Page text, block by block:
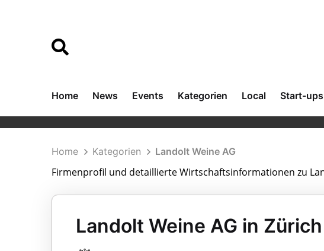
Home News Events Kategorien Local Start-ups
Home Kategorien Landolt Weine AG
Firmenprofil und detaillierte Wirtschaftsinformationen zu
Landolt Weine AG in Zürich